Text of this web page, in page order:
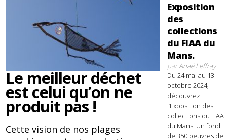
Le meilleur déchet
est celui qu’on ne
produit pas !
Cette vision de nos plages
Exposition
des
collections
du FIAA du
Mans.
parAnaë Leffray
Du 24 mai au 13
octobre 2024,
découvrez
l’Exposition des
collections du FIAA
du Mans. Un fond
de 350 oeuvres de